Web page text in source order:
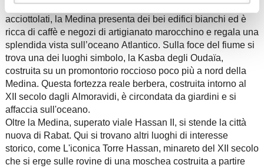
ma pittoresca, caratterizzata dai classici vicoli stretti e
acciottolati, la Medina presenta dei bei edifici bianchi ed è
ricca di caffè e negozi di artigianato marocchino e regala una
splendida vista sull’oceano Atlantico. Sulla foce del fiume si
trova una dei luoghi simbolo, la Kasba degli Oudaïa,
costruita su un promontorio roccioso poco più a nord della
Medina. Questa fortezza reale berbera, costruita intorno al
XII secolo dagli Almoravidi, è circondata da giardini e si
affaccia sull'oceano.
Oltre la Medina, superato viale Hassan II, si stende la città
nuova di Rabat. Qui si trovano altri luoghi di interesse
storico, come L'iconica Torre Hassan, minareto del XII secolo
che si erge sulle rovine di una moschea costruita a partire